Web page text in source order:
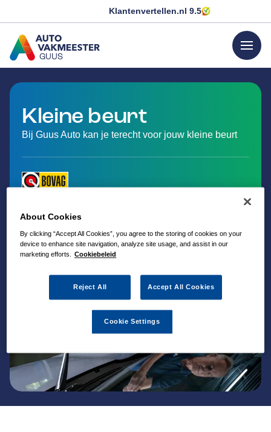
Klantenvertellen.nl 9.5
GUUS
GA NAAR DE HOMEPAGINA
menu
Kleine beurt
Bij Guus Auto kan je terecht voor jouw kleine beurt
About Cookies
By clicking “Accept All Cookies”, you agree to the storing of cookies on your
device to enhance site navigation, analyze site usage, and assist in our
marketing efforts.
Cookiebeleid
Reject All Accept All Cookies
Cookie Settings